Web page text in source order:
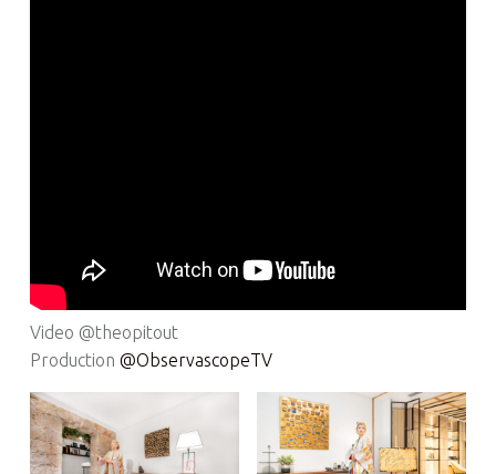
Video @theopitout
Production @ObservascopeTV